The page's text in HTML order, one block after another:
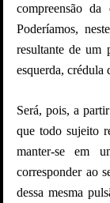
compreensão da
Poderíamos,
resultante de um
esquerda, crédula
Será, pois, a
que todo sujeito
manter-se em
corresponder ao
dessa mesma